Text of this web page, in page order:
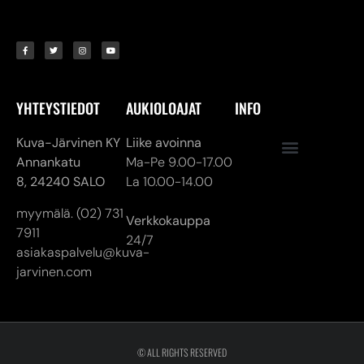
YHTEYSTIEDOT
Kuva-Järvinen KY
Annankatu
8, 24240 SALO
myymälä. (02) 731
7911
asiakaspalvelu@kuva-
jarvinen.com
AUKIOLOAJAT
Liike avoinna
Ma-Pe 9.00-17.00
La 10.00-14.00
Verkkokauppa
24/7
INFO
© ALL RIGHTS RESERVED